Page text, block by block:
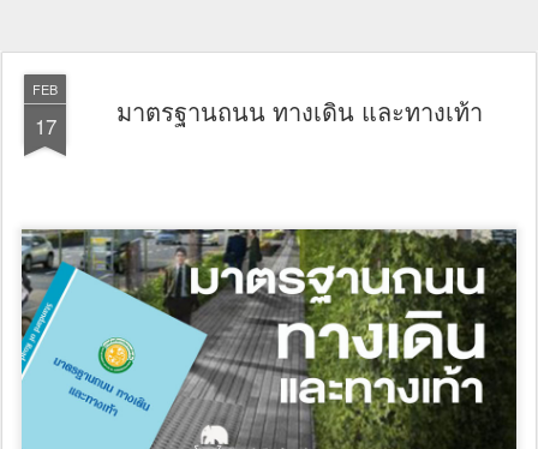
FEB
17 มาตรฐานถนน ทางเดิน และทางเท้า